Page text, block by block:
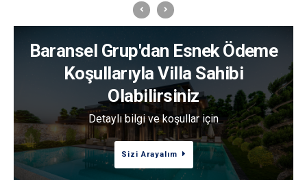
Baransel Grup'dan Esnek Ödeme
Koşullarıyla Villa Sahibi
Olabilirsiniz
Detaylı bilgi ve koşullar için
Sizi Arayalım